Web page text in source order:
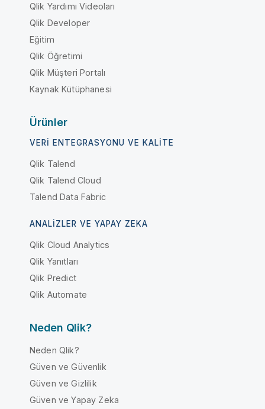
Qlik Yardımı Videoları
Qlik Developer
Eğitim
Qlik Öğretimi
Qlik Müşteri Portalı
Kaynak Kütüphanesi
Ürünler
VERI ENTEGRASYONU VE KALITE
Qlik Talend
Qlik Talend Cloud
Talend Data Fabric
ANALIZLER VE YAPAY ZEKA
Qlik Cloud Analytics
Qlik Yanıtları
Qlik Predict
Qlik Automate
Neden Qlik?
Neden Qlik?
Güven ve Güvenlik
Güven ve Gizlilik
Güven ve Yapay Zeka